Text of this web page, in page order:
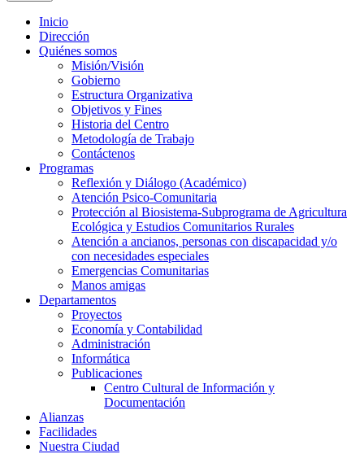
Inicio
Dirección
Quiénes somos
Misión/Visión
Gobierno
Estructura Organizativa
Objetivos y Fines
Historia del Centro
Metodología de Trabajo
Contáctenos
Programas
Reflexión y Diálogo (Académico)
Atención Psico-Comunitaria
Protección al Biosistema-Subprograma de Agricultura
Ecológica y Estudios Comunitarios Rurales
Atención a ancianos, personas con discapacidad y/o
con necesidades especiales
Emergencias Comunitarias
Manos amigas
Departamentos
Proyectos
Economía y Contabilidad
Administración
Informática
Publicaciones
Centro Cultural de Información y
Documentación
Alianzas
Facilidades
Nuestra Ciudad